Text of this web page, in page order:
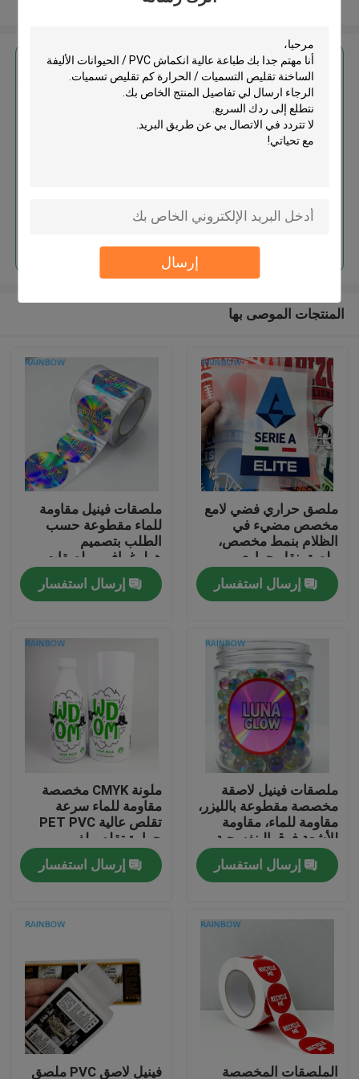
إرسال
المنتجات
حولنا
اتصل بنا
أخبار
القضايا
اطلب اقتباس
الحقائب البلاستيكية التعبئة والتغليف
تغليف كيس الوجبات الخفيفة
صنبور الحقيبة التعبئة والتغليف
احصل على افضل سعر ل
الحيوانات الأليفة الساخنة تقليص
المنتجات الموصى بها
ملصق حراري فضي لامع
مخصص مضيء في
الظلام بنمط مخصص،
ملصق نقل حراري
للملابس
إرسال استفسار
ملصقات فينيل مقاومة
للماء مقطوعة حسب
الطلب بتصميم
هولوغرافي، ملصقات
لاصقة بعلامة تجارية
مصنعة للمعدات الأصلية
للهدايا والحرف اليدوية
إرسال استفسار
ملصقات فينيل لاصقة
مخصصة مقطوعة بالليزر،
مقاومة للماء، مقاومة
للأشعة فوق البنفسجية،
صديقة للبيئة، غير لامعة،
هولوغرافية، للباركود،
للحرف والصناعة
إرسال استفسار
ملونة CMYK مخصصة
مقاومة للماء سرعة
تقلص عالية PET PVC
حرارة تقلص لف
الملصقات للزجاجات
إرسال استفسار
الملصقات المخصصة فينيل لاصق PVC ملصق